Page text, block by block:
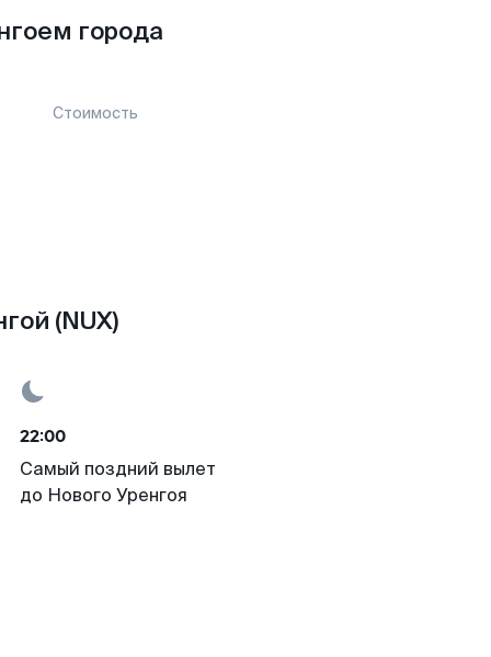
города
Стоимость
(NUX)
22:00
Самый поздний вылет
до Нового Уренгоя